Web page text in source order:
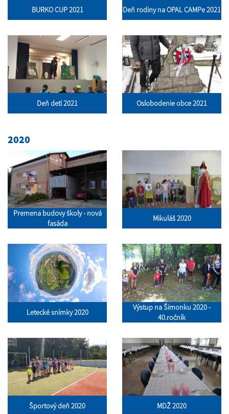
BURKO CUP 2021 Deň rodiny na OPAL CAMPe 2021
Deň detí 2021 Oslobodenie obce 2021
2020
Premena budovy školy - nová
fasáda
Mikuláš 2020
Letecké snímky 2020
Výstup na Šimonku 2020 -
40.ročník
Športový deň 2020 MDŽ 2020